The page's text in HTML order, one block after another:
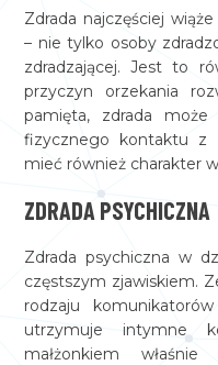
Zdrada najczęściej
– nie tylko osoby
zdradzającej. Jest to
przyczyn orzekania
pamięta, zdrada
fizycznego kontaktu z
mieć również charakter
ZDRADA PSYCHICZNA
Zdrada psychiczna w
częstszym zjawiskiem.
rodzaju
utrzymuje intymne
małżonkiem